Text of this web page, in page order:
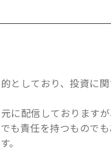
としており、投資に
に配信しております
も責任を持つもので
。